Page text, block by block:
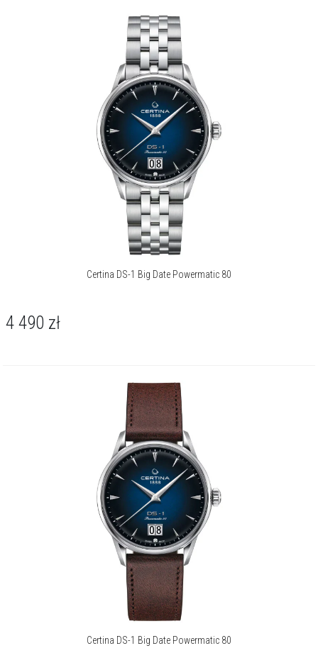
Marka Certina od ponad 135 lat łączy tradycję szwajcarskiego
zegarmistrzostwa z nowoczesnością, tworząc zegarki, które
imponują niezawodnością, wytrzymałością i stylem. To czasomierze,
na których naprawdę można polegać – zarówno podczas
codziennych wyzwań, jak i w ekstremalnych warunkach. Kluczowym
wyróżnikiem marki jest wprowadzony w 1959 roku system Double
Security (DS), który zapewnia wyjątkową odporność zegarków na
wstrząsy i wodę, co czyni je idealnymi towarzyszami codziennych
wyzwań – zarówno w miejskim otoczeniu, jak i podczas
ekstremalnych wypraw. DS zrewolucjonizował świat
zegarmistrzostwa, wyznaczając nowe standardy odporności i
niezawodności. Dzięki zaawansowanym rozwiązaniom
konstrukcyjnym – takim jak wzmocniona koperta, system
amortyzacji mechanizmu czy złożony układ uszczelek. Certina
konsekwentnie udoskonalała swoje mechanizmy, wzbogacając je
m.in. o zaawansowany kaliber Powermatic 80 z antymagnetyczną
precyzję chronometru. Współczesna Certina to marka, która nie tylko
Więcej o marce
Certina DS-1 Big Date Powermatic 80
4 490 zł
Certina DS-1 Big Date Powermatic 80